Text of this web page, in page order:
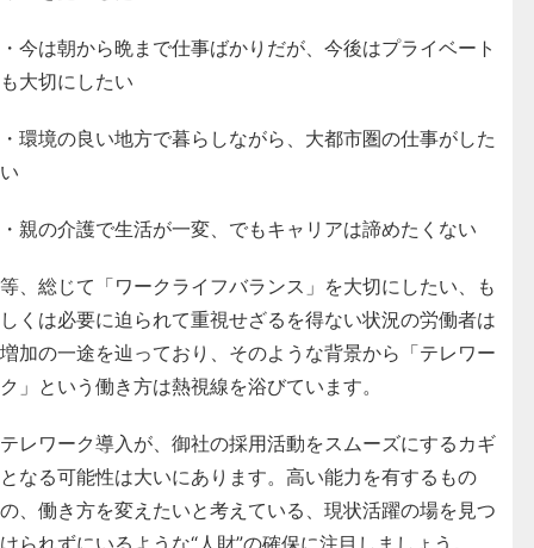
・今は朝から晩まで仕事ばかりだが、今後はプライベート
も大切にしたい
・環境の良い地方で暮らしながら、大都市圏の仕事がした
い
・親の介護で生活が一変、でもキャリアは諦めたくない
等、総じて「ワークライフバランス」を大切にしたい、も
しくは必要に迫られて重視せざるを得ない状況の労働者は
増加の一途を辿っており、そのような背景から「テレワー
ク」という働き方は熱視線を浴びています。
テレワーク導入が、御社の採用活動をスムーズにするカギ
となる可能性は大いにあります。高い能力を有するもの
の、働き方を変えたいと考えている、現状活躍の場を見つ
けられずにいるような“人財”の確保に注目しましょう。